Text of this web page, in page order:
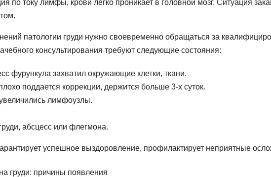
по току лимфы, крови легко проникает в головной мозг. Ситуация
патологии груди нужно своевременно обращаться за
консультирования требуют следующие состояния:
фурункула захватил окружающие клетки, ткани.
поддается коррекции, держится больше 3-х суток.
лимфоузлы.
абсцесс или флегмона.
успешное выздоровление, профилактирует неприятные